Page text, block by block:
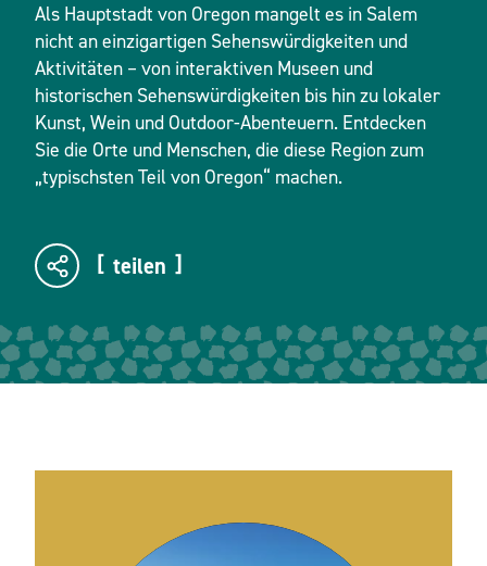
Als Hauptstadt von Oregon mangelt es in Salem
nicht an einzigartigen Sehenswürdigkeiten und
Aktivitäten – von interaktiven Museen und
historischen Sehenswürdigkeiten bis hin zu lokaler
Kunst, Wein und Outdoor-Abenteuern. Entdecken
Sie die Orte und Menschen, die diese Region zum
„typischsten Teil von Oregon“ machen.
teilen